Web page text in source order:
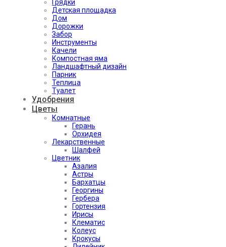
Грядки
Детская площадка
Дом
Дорожки
Забор
Инструменты
Качели
Компостная яма
Ландшафтный дизайн
Парник
Теплица
Туалет
Удобрения
Цветы
Комнатные
Герань
Орхидея
Лекарственные
Шалфей
Цветник
Азалия
Астры
Бархатцы
Георгины
Гербера
Гортензия
Ирисы
Клематис
Колеус
Крокусы